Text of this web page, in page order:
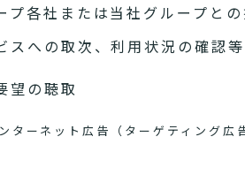
各社または当社グループと
への取次、利用状況の確認等
望の聴取
ーネット広告（ターゲティング広